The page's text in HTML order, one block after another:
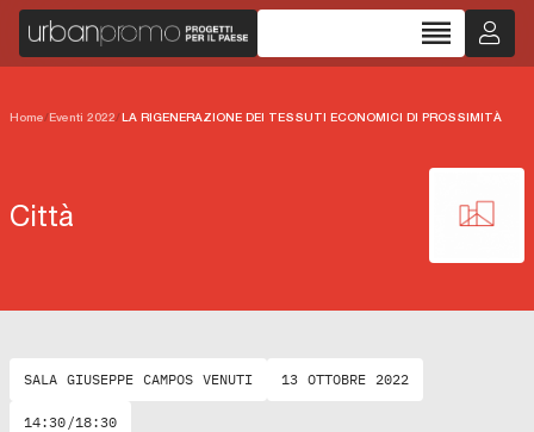
reorder
Home/Eventi 2022/LA RIGENERAZIONE DEI TESSUTI ECONOMICI DI PROSSIMITÀ
Città
SALA GIUSEPPE CAMPOS VENUTI 13 OTTOBRE 2022
14:30/18:30